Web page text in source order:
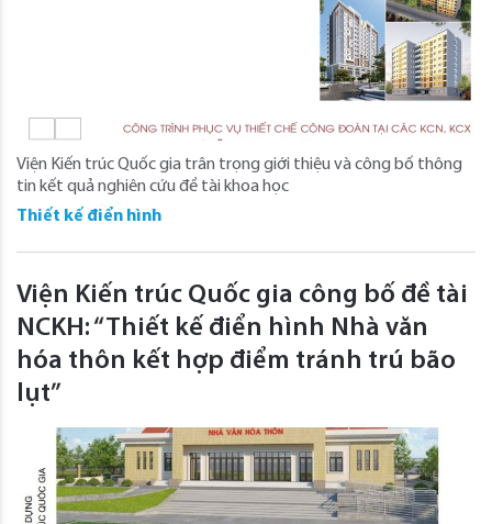
Viện Kiến trúc Quốc gia trân trọng giới thiệu và công bố thông
tin kết quả nghiên cứu đề tài khoa học
Thiết kế điển hình
Viện Kiến trúc Quốc gia công bố đề tài
NCKH: “Thiết kế điển hình Nhà văn
hóa thôn kết hợp điểm tránh trú bão
lụt”